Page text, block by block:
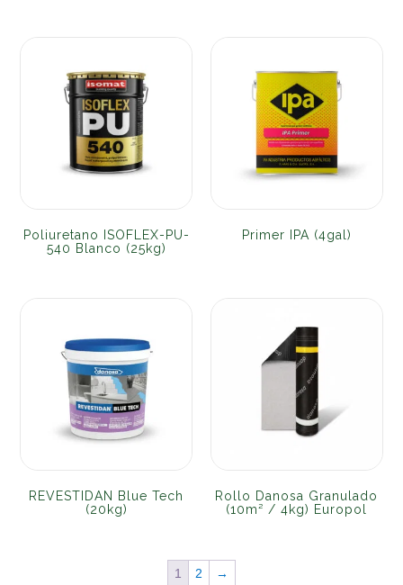
Poliuretano ISOFLEX-PU-
540 Blanco (25kg)
Primer IPA (4gal)
REVESTIDAN Blue Tech
(20kg)
Rollo Danosa Granulado
(10m² / 4kg) Europol
1 2 →